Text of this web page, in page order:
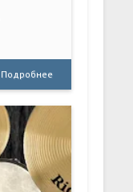
Подробнее